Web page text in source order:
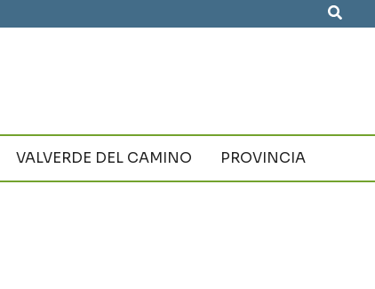
VALVERDE DEL CAMINO PROVINCIA